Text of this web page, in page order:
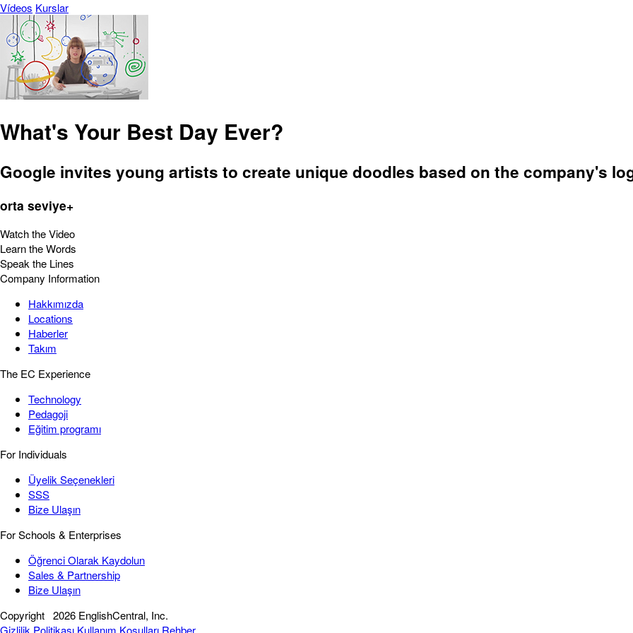
Vídeos Kurslar
What's Your Best Day Ever?
Google invites young artists to create unique doodles based on the company's
orta seviye+
Watch the Video
Learn the Words
Speak the Lines
Company Information
Hakkımızda
Locations
Haberler
Takım
The EC Experience
Technology
Pedagoji
Eğitim programı
For Individuals
Üyelik Seçenekleri
SSS
Bize Ulaşın
For Schools & Enterprises
Öğrenci Olarak Kaydolun
Sales & Partnership
Bize Ulaşın
Copyright 2026 EnglishCentral, Inc.